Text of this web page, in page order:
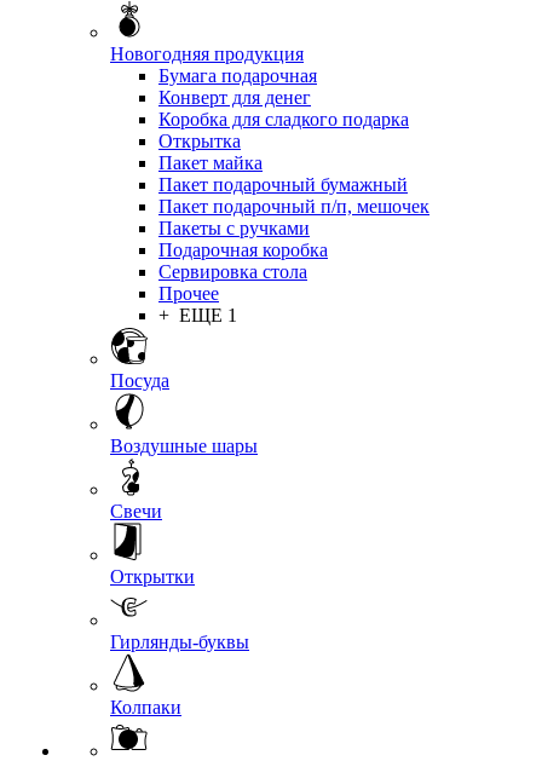
Новогодняя продукция
Бумага подарочная
Конверт для денег
Коробка для сладкого подарка
Открытка
Пакет майка
Пакет подарочный бумажный
Пакет подарочный п/п, мешочек
Пакеты с ручками
Подарочная коробка
Сервировка стола
Прочее
+ ЕЩЕ 1
Посуда
Воздушные шары
Свечи
Открытки
Гирлянды-буквы
Колпаки